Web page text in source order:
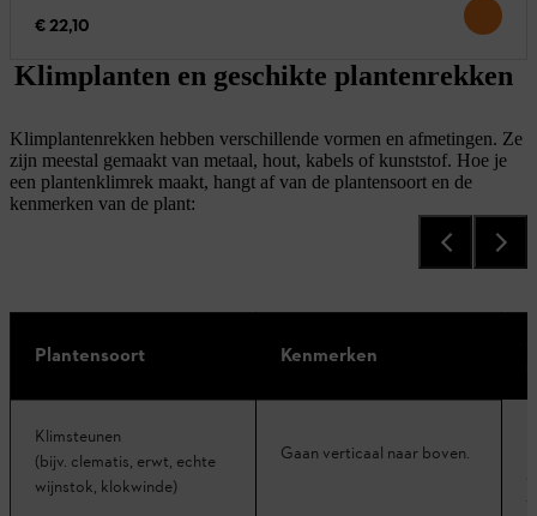
€ 22,10
Klimplanten en geschikte plantenrekken
Klimplantenrekken hebben verschillende vormen en afmetingen. Ze
zijn meestal gemaakt van metaal, hout, kabels of kunststof. Hoe je
een plantenklimrek maakt, hangt af van de plantensoort en de
kenmerken van de plant:
Plantensoort Kenmerken
Klimsteunen
(bijv. clematis, erwt, echte
wijnstok, klokwinde)
Gaan verticaal naar boven.